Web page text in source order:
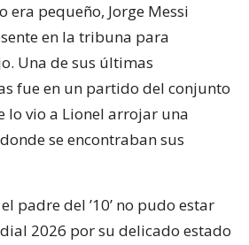
era pequeño, Jorge Messi
en la tribuna para
Una de sus últimas
fue en un partido del conjunto
lo vio a Lionel arrojar una
se encontraban sus
padre del ’10’ no pudo estar
2026 por su delicado estado